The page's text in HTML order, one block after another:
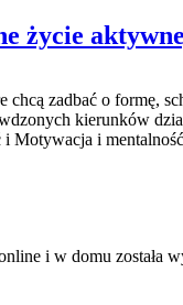
życie
chcą zadbać o formę,
kierunków
i Motywacja i
i w domu została